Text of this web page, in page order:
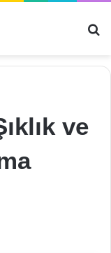
ve